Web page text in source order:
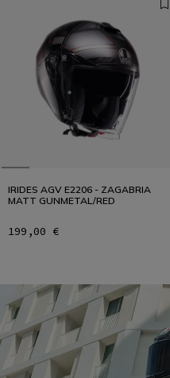
IRIDES AGV E2206 - ZAGABRIA
MATT GUNMETAL/RED
199,00 €